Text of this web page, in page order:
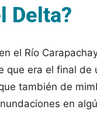
Delta?
el Río
que era el final de
también de
en